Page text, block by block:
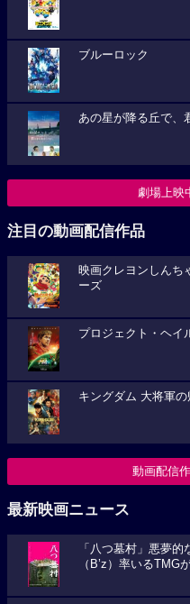
ブルーロック
あの星が降る丘で、
劇場上映
注目の動画配信作品
映画クレヨンしんち
ーズ
プロジェクト・ヘイ
キングダム 大将軍の
動画配信
最新映画ニュース
「八つ墓村」悪夢
（B’z）率いるTMG